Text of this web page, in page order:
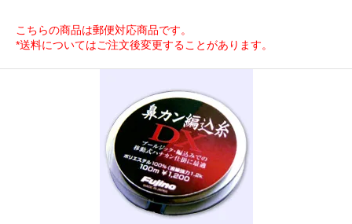
こちらの商品は郵便対応商品です。
*送料についてはご注文後変更することがあります。